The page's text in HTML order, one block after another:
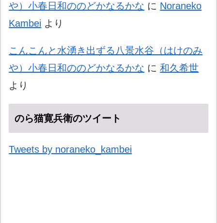
や）小春日和ののどかなるかな に Noraneko
Kambei より
こんこんと水湧き出ずる八景水谷（はけのみ
や）小春日和ののどかなるかな に和久希世
より
のら猫寛兵衛のツイート
Tweets by noraneko_kambei